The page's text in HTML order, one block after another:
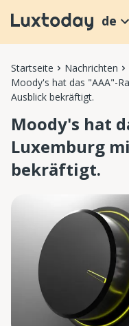
de
Startseite Nachrichten
Moody's hat das "AAA"-
Ausblick bekräftigt.
Moody's hat
Luxemburg
bekräftigt.